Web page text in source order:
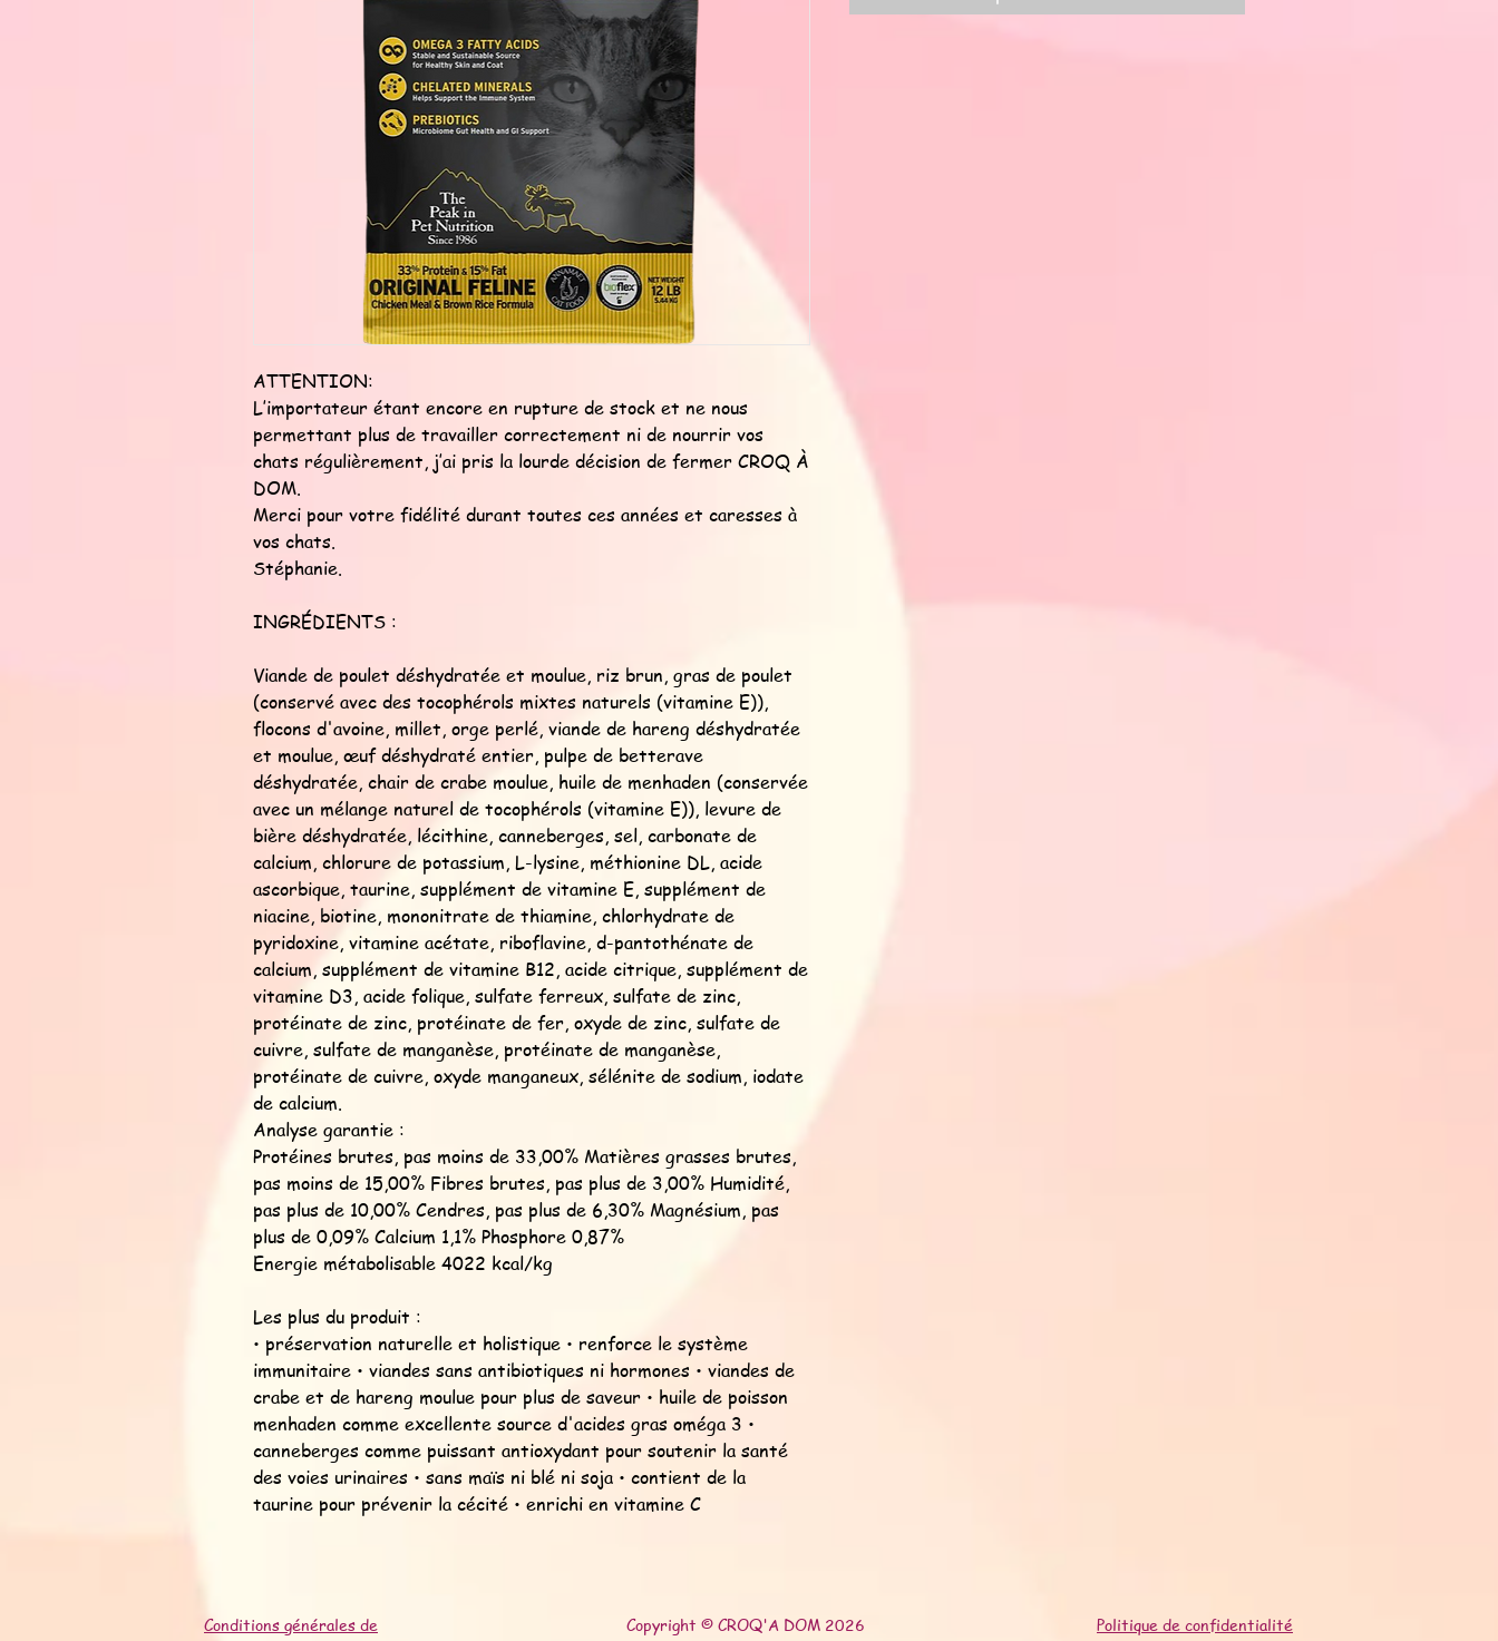
ATTENTION:
L’importateur étant encore en rupture de stock et ne nous
permettant plus de travailler correctement ni de nourrir vos
chats régulièrement, j’ai pris la lourde décision de fermer CROQ À
DOM.
Merci pour votre fidélité durant toutes ces années et caresses à
vos chats.
Stéphanie.
INGRÉDIENTS :
Viande de poulet déshydratée et moulue, riz brun, gras de poulet
(conservé avec des tocophérols mixtes naturels (vitamine E)),
flocons d'avoine, millet, orge perlé, viande de hareng déshydratée
et moulue, œuf déshydraté entier, pulpe de betterave
déshydratée, chair de crabe moulue, huile de menhaden (conservée
avec un mélange naturel de tocophérols (vitamine E)), levure de
bière déshydratée, lécithine, canneberges, sel, carbonate de
calcium, chlorure de potassium, L-lysine, méthionine DL, acide
ascorbique, taurine, supplément de vitamine E, supplément de
niacine, biotine, mononitrate de thiamine, chlorhydrate de
pyridoxine, vitamine acétate, riboflavine, d-pantothénate de
calcium, supplément de vitamine B12, acide citrique, supplément de
vitamine D3, acide folique, sulfate ferreux, sulfate de zinc,
protéinate de zinc, protéinate de fer, oxyde de zinc, sulfate de
cuivre, sulfate de manganèse, protéinate de manganèse,
protéinate de cuivre, oxyde manganeux, sélénite de sodium, iodate
de calcium.
Analyse garantie :
Protéines brutes, pas moins de 33,00% Matières grasses brutes,
pas moins de 15,00% Fibres brutes, pas plus de 3,00% Humidité,
pas plus de 10,00% Cendres, pas plus de 6,30% Magnésium, pas
plus de 0,09% Calcium 1,1% Phosphore 0,87%
Energie métabolisable 4022 kcal/kg
Les plus du produit :
• préservation naturelle et holistique • renforce le système
immunitaire • viandes sans antibiotiques ni hormones • viandes de
crabe et de hareng moulue pour plus de saveur • huile de poisson
menhaden comme excellente source d'acides gras oméga 3 •
canneberges comme puissant antioxydant pour soutenir la santé
des voies urinaires • sans maïs ni blé ni soja • contient de la
taurine pour prévenir la cécité • enrichi en vitamine C
Conditions générales de
Copyright © CROQ'A DOM 2026 Politique de confidentialité